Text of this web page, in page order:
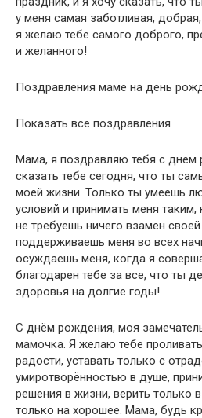
у меня самая заботливая,
я желаю тебе самого доброго,
и желанного!
Поздравления маме на день
Показать все поздравления
Мама, я поздравляю тебя с днем
сказать тебе сегодня, что ты
моей жизни. Только ты умеешь
условий и принимать меня таким,
не требуешь ничего взамен
поддерживаешь меня во всех
осуждаешь меня, когда я
благодарен тебе за все, что ты
здоровья на долгие годы!
С днём рождения, моя
мамочка. Я желаю тебе
радости, уставать только с
умиротворённостью в душе,
решения в жизни, верить только
только на хорошее. Мама, будь